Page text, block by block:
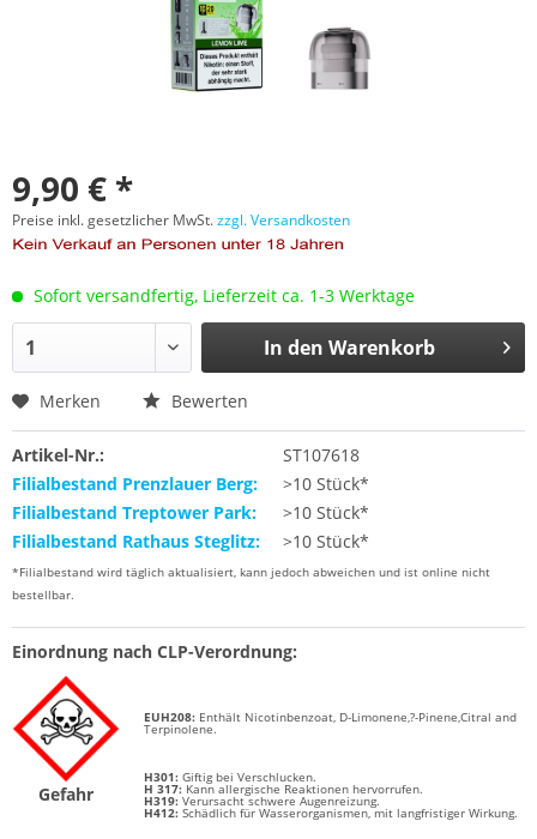
9,90 € *
Preise inkl. gesetzlicher MwSt.zzgl. Versandkosten
Sofort versandfertig, Lieferzeit ca. 1-3 Werktage
In den Warenkorb
Merken Bewerten
Artikel-Nr.:
ST107618
Filialbestand Prenzlauer Berg:
>10 Stück*
Filialbestand Treptower Park:
>10 Stück*
Filialbestand Rathaus Steglitz:
>10 Stück*
*Filialbestand wird täglich aktualisiert, kann jedoch abweichen und ist online nicht
bestellbar.
Einordnung nach CLP-Verordnung:
Gefahr
EUH208: Enthält Nicotinbenzoat, D-Limonene,?-Pinene,Citral and
Terpinolene.
H301: Giftig bei Verschlucken.
H 317: Kann allergische Reaktionen hervorrufen.
H319: Verursacht schwere Augenreizung.
H412: Schädlich für Wasserorganismen, mit langfristiger Wirkung.